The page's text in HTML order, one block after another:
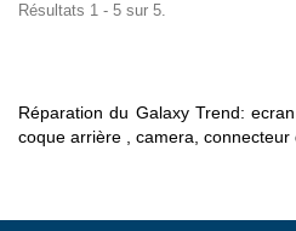
Résultats 1 - 5 sur 5.
Réparation du Galaxy Trend:
coque arrière , camera, connecteur